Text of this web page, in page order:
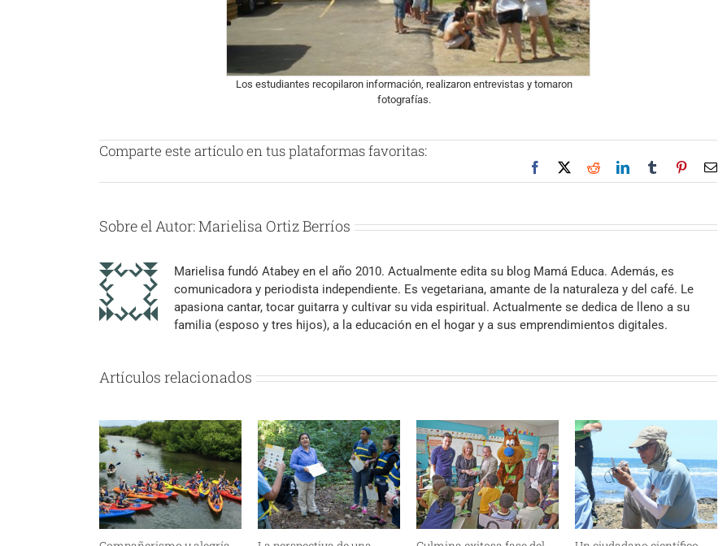
Los estudiantes recopilaron información, realizaron entrevistas y tomaron
fotografías.
Comparte este artículo en tus plataformas favoritas:
Facebook
X RedditLinkedInTumblrPinterest
Sobre el Autor:Marielisa Ortiz Berríos
Marielisa fundó Atabey en el año 2010. Actualmente edita su blog Mamá Educa. Además, es
comunicadora y periodista independiente. Es vegetariana, amante de la naturaleza y del café. Le
apasiona cantar, tocar guitarra y cultivar su vida espiritual. Actualmente se dedica de lleno a su
familia (esposo y tres hijos), a la educación en el hogar y a sus emprendimientos digitales.
Artículos relacionados